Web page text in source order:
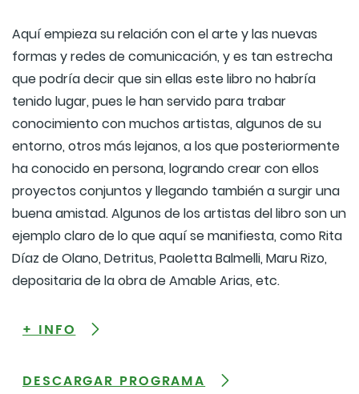
Aquí empieza su relación con el arte y las nuevas
formas y redes de comunicación, y es tan estrecha
que podría decir que sin ellas este libro no habría
tenido lugar, pues le han servido para trabar
conocimiento con muchos artistas, algunos de su
entorno, otros más lejanos, a los que posteriormente
ha conocido en persona, logrando crear con ellos
proyectos conjuntos y llegando también a surgir una
buena amistad. Algunos de los artistas del libro son un
ejemplo claro de lo que aquí se manifiesta, como Rita
Díaz de Olano, Detritus, Paoletta Balmelli, Maru Rizo,
depositaria de la obra de Amable Arias, etc.
+ INFO
DESCARGAR PROGRAMA